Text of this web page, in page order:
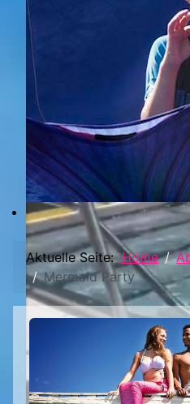
Aktuelle Seite:Home
Mermaid Party